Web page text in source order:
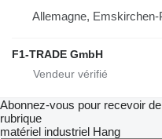
Allemagne, Emskirchen-
F1-TRADE GmbH
Abonnez-vous pour recevoir
rubrique
matériel industriel Hang